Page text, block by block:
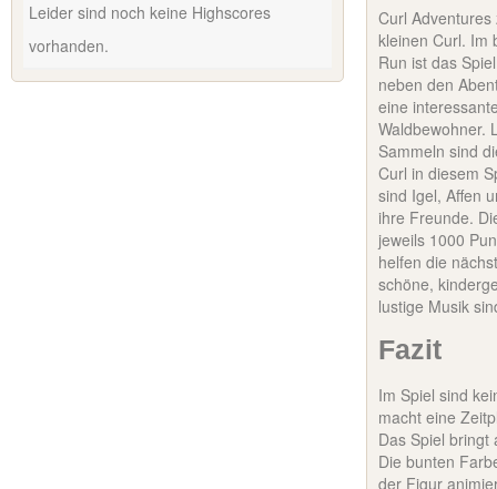
Leider sind noch keine Highscores
vorhanden.
Curl
kleinen Curl. Im
Run ist das
neben den
eine
Waldbewohner.
Sammeln sind
Curl in diesem
sind Igel, Affen
ihre Freunde.
jeweils 1000
helfen die
schöne,
lustige Musik
Fazit
Im Spiel sind
macht eine
Das Spiel
Die bunten
der Figur